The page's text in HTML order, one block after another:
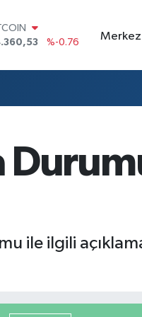
%0.17
%64
Merkez
ile ilgili